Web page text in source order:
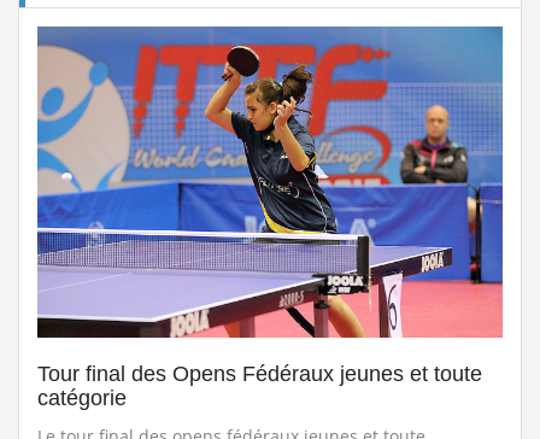
الجمعية العامة العادية لسنة 2025Lire la suite
Engagement des arbitres 2025-2026Lire la suite
تسديد حقوق الإنخراط البطولة الوطنية...Lire la suite
منح تكوين بكلية علوم الرياضة...Lire la suite
Classement national seniors dames et...Lire la
suite
Tour final des Opens Fédéraux jeunes et toute
catégorie